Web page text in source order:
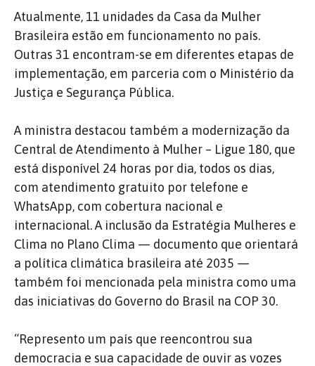
Atualmente, 11 unidades da Casa da Mulher
Brasileira estão em funcionamento no país.
Outras 31 encontram-se em diferentes etapas de
implementação, em parceria com o Ministério da
Justiça e Segurança Pública.
A ministra destacou também a modernização da
Central de Atendimento à Mulher – Ligue 180, que
está disponível 24 horas por dia, todos os dias,
com atendimento gratuito por telefone e
WhatsApp, com cobertura nacional e
internacional. A inclusão da Estratégia Mulheres e
Clima no Plano Clima — documento que orientará
a política climática brasileira até 2035 —
também foi mencionada pela ministra como uma
das iniciativas do Governo do Brasil na COP 30.
“Represento um país que reencontrou sua
democracia e sua capacidade de ouvir as vozes